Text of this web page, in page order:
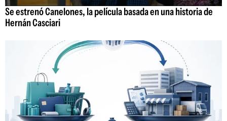
Se estrenó Canelones, la película basada en una historia de
Hernán Casciari